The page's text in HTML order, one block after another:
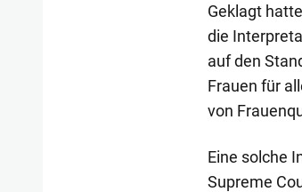
Geklagt
die
auf den
Frauen für
von
Eine solche
Supreme